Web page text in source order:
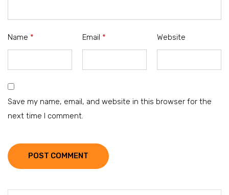
Name * Email * Website
Save my name, email, and website in this browser for the
next time I comment.
POST COMMENT